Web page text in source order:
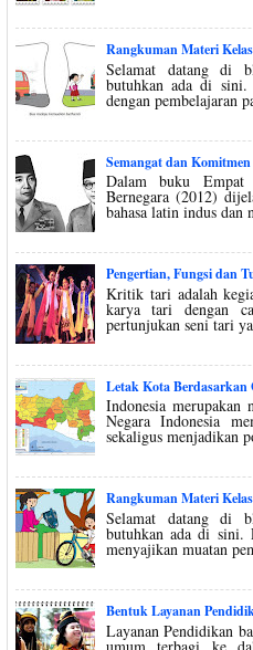
Rangkuman Materi
Selamat datang di
butuhkan ada di
dengan pembelajaran
Semangat dan
Dalam buku Empat
Bernegara (2012)
bahasa latin indus dan
Pengertian, Fungsi dan
Kritik tari adalah
karya tari dengan
pertunjukan seni tari
Letak Kota
Indonesia merupakan
Negara Indonesia
sekaligus menjadikan
Rangkuman Materi
Selamat datang di
butuhkan ada di sini.
menyajikan muatan
Bentuk Layanan
Layanan Pendidikan
umum terbagi ke